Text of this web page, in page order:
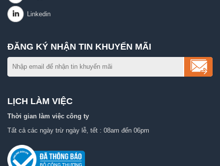
ĐĂNG KÝ NHẬN TIN KHUYẾN MÃI
LỊCH LÀM VIỆC
Thời gian làm việc công ty
Tất cả các ngày trừ ngày lễ, tết : 08am đến 06pm